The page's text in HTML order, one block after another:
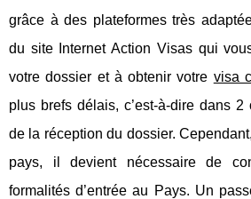
grâce à des plateformes très
du site Internet Action Visas qui
votre dossier et à obtenir votre visa
plus brefs délais, c’est-à-dire dans
de la réception du dossier.
pays, il devient nécessaire de
formalités d’entrée au Pays. Un